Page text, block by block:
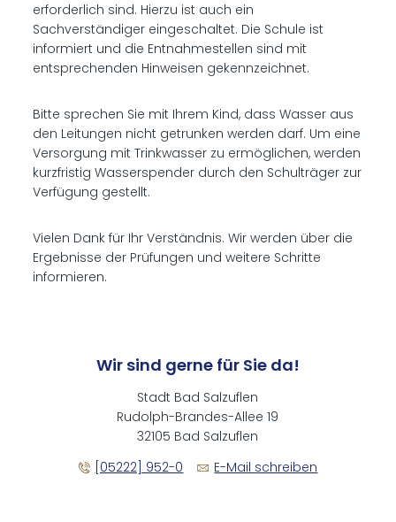
erforderlich sind. Hierzu ist auch ein
Sachverständiger eingeschaltet. Die Schule ist
informiert und die Entnahmestellen sind mit
entsprechenden Hinweisen gekennzeichnet.
Bitte sprechen Sie mit Ihrem Kind, dass Wasser aus
den Leitungen nicht getrunken werden darf. Um eine
Versorgung mit Trinkwasser zu ermöglichen, werden
kurzfristig Wasserspender durch den Schulträger zur
Verfügung gestellt.
Vielen Dank für Ihr Verständnis. Wir werden über die
Ergebnisse der Prüfungen und weitere Schritte
informieren.
Wir sind gerne für Sie da!
Stadt Bad Salzuflen
Rudolph-Brandes-Allee 19
32105 Bad Salzuflen
[05222] 952-0
E-Mail schreiben